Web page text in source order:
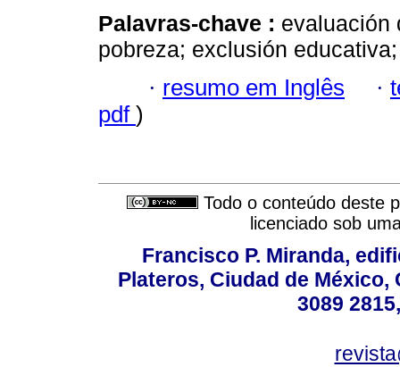
Palavras-chave : evaluación
pobreza; exclusión
· resumo em Inglês ·
pdf )
Todo o conteúdo deste
licenciado sob
Francisco P. Miranda,
Plateros, Ciudad de México,
3089